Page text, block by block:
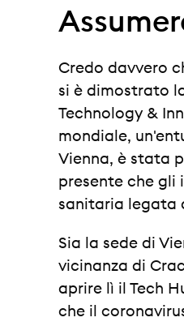
Credo davvero
si è dimostrato
Technology &
mondiale,
Vienna, è stata
presente che gli
sanitaria legata
Sia la sede di
vicinanza di
aprire lì il Tech
che il